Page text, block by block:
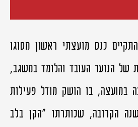
(א', 16/9), התקיים כנס מועצתי ראשון מסוגו
של הנוער העובד והלומד במשגב,
לתנועה במועצה, בו הושק מודל פעילות
הקרובה, שכותרתו "הקן בלב